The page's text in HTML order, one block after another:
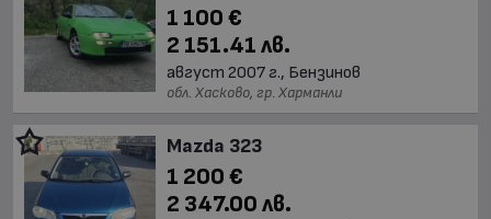
1 100 €
2 151.41 лв.
август 2007 г., Бензинов
обл. Хасково, гр. Харманли
Mazda 323
1 200 €
2 347.00 лв.